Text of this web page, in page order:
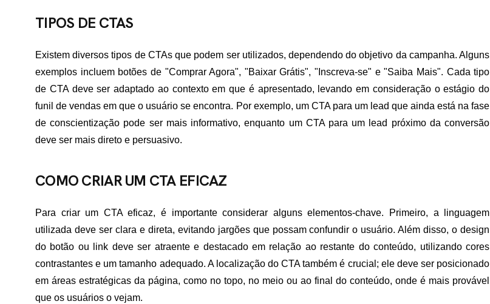
TIPOS DE CTAS
Existem diversos tipos de CTAs que podem ser utilizados, dependendo do objetivo da campanha. Alguns
exemplos incluem botões de "Comprar Agora", "Baixar Grátis", "Inscreva-se" e "Saiba Mais". Cada tipo
de CTA deve ser adaptado ao contexto em que é apresentado, levando em consideração o estágio do
funil de vendas em que o usuário se encontra. Por exemplo, um CTA para um lead que ainda está na fase
de conscientização pode ser mais informativo, enquanto um CTA para um lead próximo da conversão
deve ser mais direto e persuasivo.
COMO CRIAR UM CTA EFICAZ
Para criar um CTA eficaz, é importante considerar alguns elementos-chave. Primeiro, a linguagem
utilizada deve ser clara e direta, evitando jargões que possam confundir o usuário. Além disso, o design
do botão ou link deve ser atraente e destacado em relação ao restante do conteúdo, utilizando cores
contrastantes e um tamanho adequado. A localização do CTA também é crucial; ele deve ser posicionado
em áreas estratégicas da página, como no topo, no meio ou ao final do conteúdo, onde é mais provável
que os usuários o vejam.